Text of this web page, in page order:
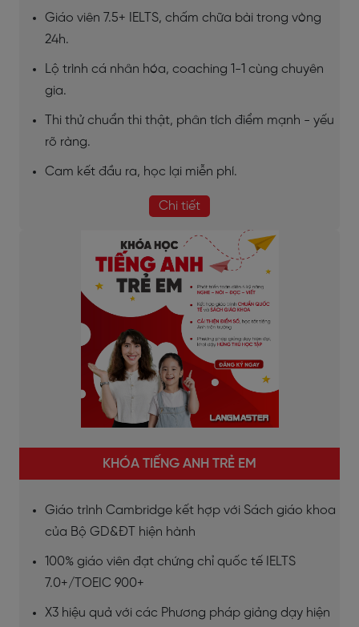
Giáo viên 7.5+ IELTS, chấm chữa bài trong vòng
24h.
Lộ trình cá nhân hóa, coaching 1-1 cùng chuyên
gia.
Thi thử chuẩn thi thật, phân tích điểm mạnh - yếu
rõ ràng.
Cam kết đầu ra, học lại miễn phí.
Chi tiết
KHÓA TIẾNG ANH TRẺ EM
Giáo trình Cambridge kết hợp với Sách giáo khoa
của Bộ GD&ĐT hiện hành
100% giáo viên đạt chứng chỉ quốc tế IELTS
7.0+/TOEIC 900+
X3 hiệu quả với các Phương pháp giảng dạy hiện